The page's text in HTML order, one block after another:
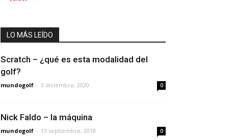
LO MÁS LEÍDO
Scratch – ¿qué es esta modalidad del
golf?
mundogolf - 3 diciembre, 2020 0
Nick Faldo – la máquina
mundogolf - 13 septiembre, 2018 0